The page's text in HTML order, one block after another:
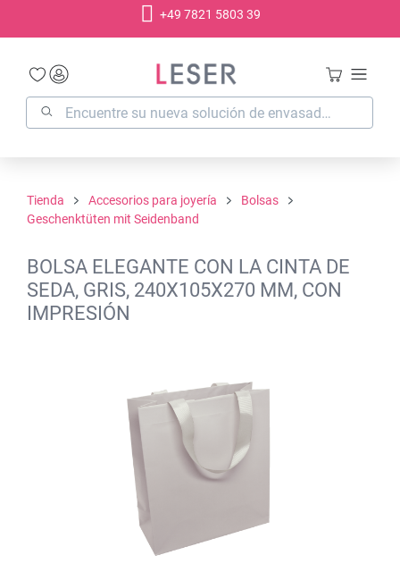
+49 7821 5803 39
Tienda Accesorios para joyería
Bolsas
Geschenktüten mit Seidenband
BOLSA ELEGANTE CON LA CINTA DE
SEDA, GRIS, 240X105X270 MM, CON
IMPRESIÓN